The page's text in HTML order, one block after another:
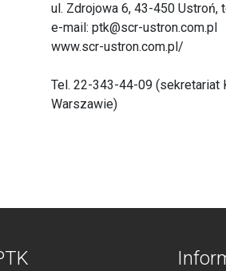
ul. Zdrojowa 6, 43-450
e-mail: ptk@scr-ustron.com.pl
www.scr-ustron.com.pl/
Tel. 22-343-44-09 (sekretariat
Warszawie)